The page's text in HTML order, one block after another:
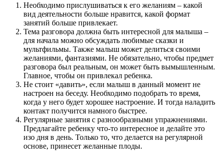
Необходимо прислушиваться к его желаниям – какой
вид деятельности больше нравится, какой формат
занятий больше привлекает.
Тема разговора должна быть интересной для малыша –
для начала можно обсуждать любимые сказки и
мультфильмы. Также малыш может делиться своими
желаниями, фантазиями. Не обязательно, чтобы предмет
разговора был реальным, он может быть вымышленным.
Главное, чтобы он привлекал ребенка.
Не стоит «давить», если малыш в данный момент не
настроен на беседу. Необходимо подобрать то время,
когда у него будет хорошее настроение. И тогда наладить
контакт получится намного быстрее.
Регулярные занятия с разнообразными упражнениями.
Предлагайте ребенку что-то интересное и делайте это
изо дня в день. Только то, что делается на регулярной
основе, принесет желанные плоды.